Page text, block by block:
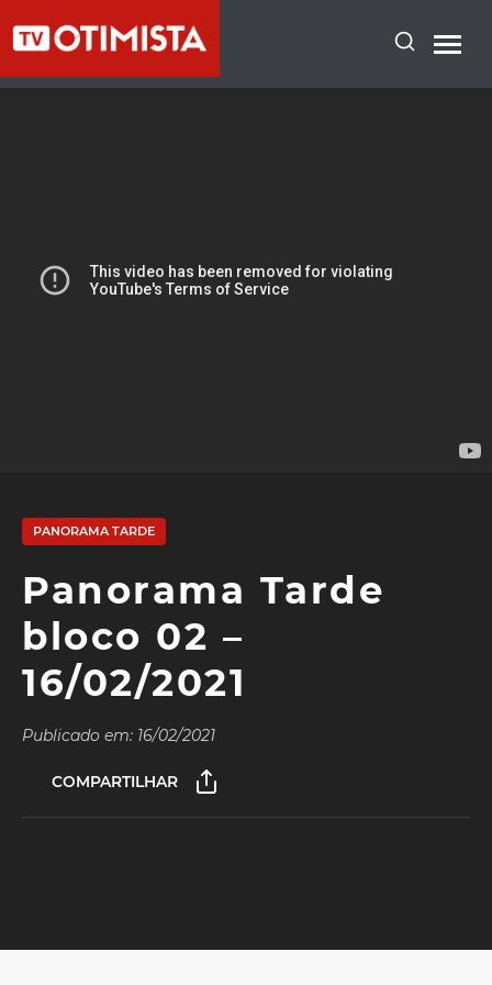
PANORAMA TARDE
Panorama Tarde
bloco 02 –
16/02/2021
Publicado em: 16/02/2021
COMPARTILHAR